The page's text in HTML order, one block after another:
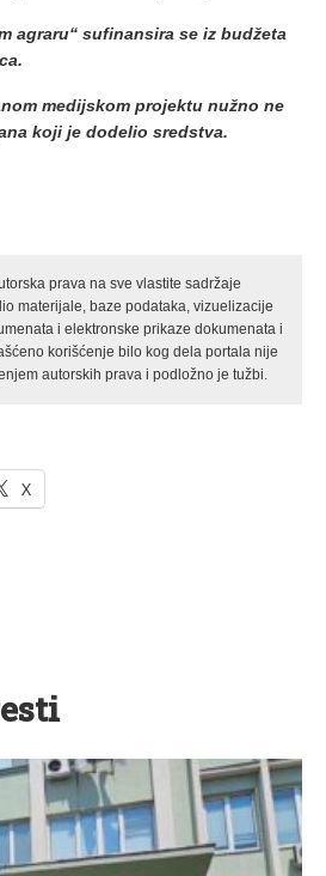
agraru“ sufinansira se iz budžeta
medijskom projektu nužno ne
koji je dodelio sredstva.
prava na sve vlastite sadržaje
materijale, baze podataka, vizuelizacije
i elektronske prikaze dokumenata i
korišćenje bilo kog dela portala nije
autorskih prava i podložno je tužbi.
X